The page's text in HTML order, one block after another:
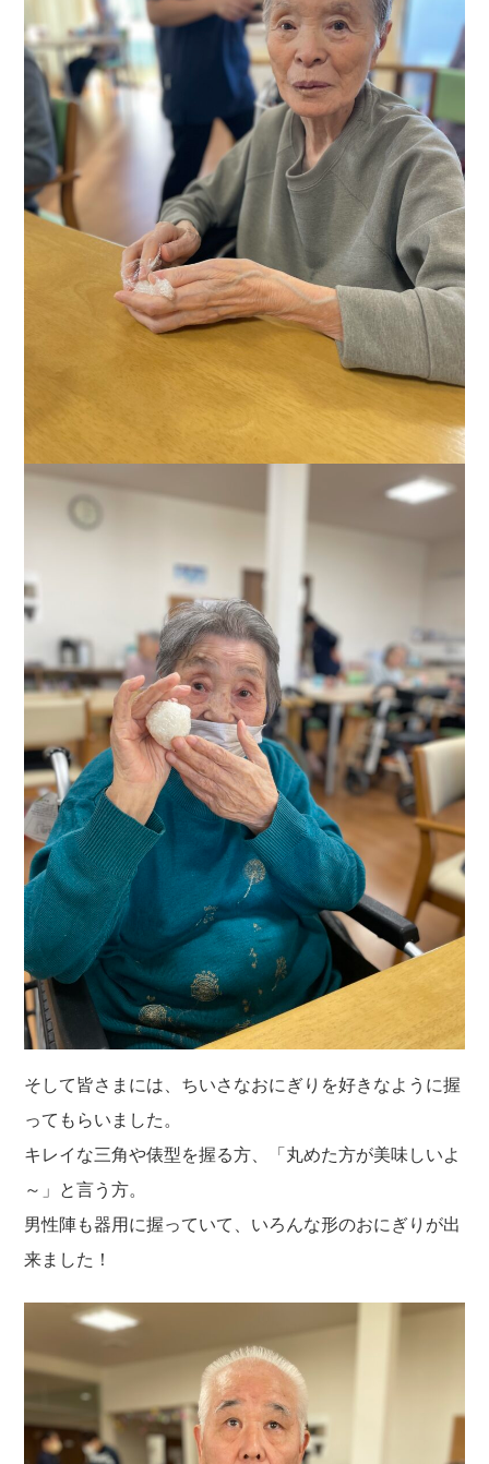
そして皆さまには、ちいさなおにぎりを好きなように握
ってもらいました。
キレイな三角や俵型を握る方、「丸めた方が美味しいよ
～」と言う方。
男性陣も器用に握っていて、いろんな形のおにぎりが出
来ました！